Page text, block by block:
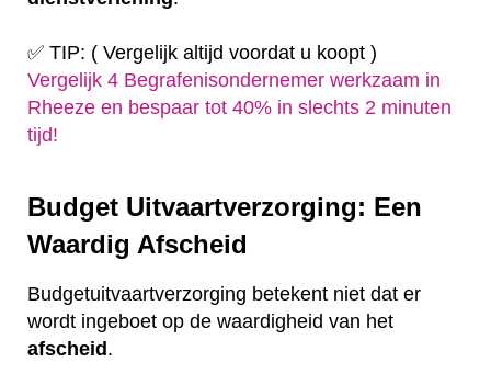
✅ TIP: ( Vergelijk altijd voordat u koopt )
Vergelijk 4 Begrafenisondernemer werkzaam in
Rheeze en bespaar tot 40% in slechts 2 minuten
tijd!
Budget Uitvaartverzorging: Een
Waardig Afscheid
Budgetuitvaartverzorging betekent niet dat er
wordt ingeboet op de waardigheid van het
afscheid .